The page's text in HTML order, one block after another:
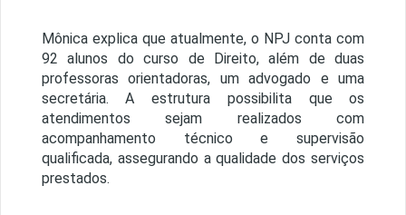
Mônica explica que atualmente, o NPJ conta com
92 alunos do curso de Direito, além de duas
professoras orientadoras, um advogado e uma
secretária. A estrutura possibilita que os
atendimentos sejam realizados com
acompanhamento técnico e supervisão
qualificada, assegurando a qualidade dos serviços
prestados.